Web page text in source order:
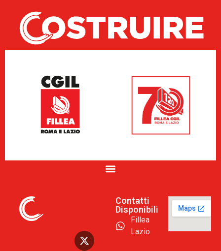
Contatti
Disponibili
Fillea
Lazio